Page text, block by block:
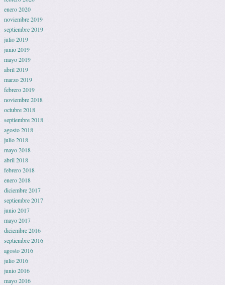
enero 2020
noviembre 2019
septiembre 2019
julio 2019
junio 2019
mayo 2019
abril 2019
marzo 2019
febrero 2019
noviembre 2018
octubre 2018
septiembre 2018
agosto 2018
julio 2018
mayo 2018
abril 2018
febrero 2018
enero 2018
diciembre 2017
septiembre 2017
junio 2017
mayo 2017
diciembre 2016
septiembre 2016
agosto 2016
julio 2016
junio 2016
mayo 2016